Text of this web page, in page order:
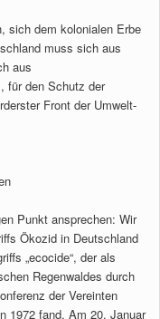
sich dem kolonialen Erbe
muss sich aus
aus
für den Schutz der
Front der Umwelt-
Punkt ansprechen: Wir
Ökozid in Deutschland
„ecocide“, der als
Regenwaldes durch
der Vereinten
1972 fand. Am 20. Januar